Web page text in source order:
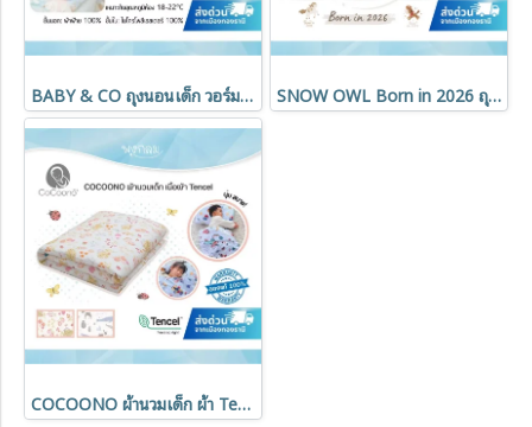
BABY & CO ถุงนอนเด็ก วอร์มฮัก WarmHug Sleep Sack (3-18 เดือน) SNOW OWL Born in 2026 ถุงนอนเด็ก 2 Way Zip Sleeveless Sleeping Bag
COCOONO ผ้านวมเด็ก ผ้า Tencel หนา 1.5 นิ้ว ระบายอากาศดี นุ่มเบา